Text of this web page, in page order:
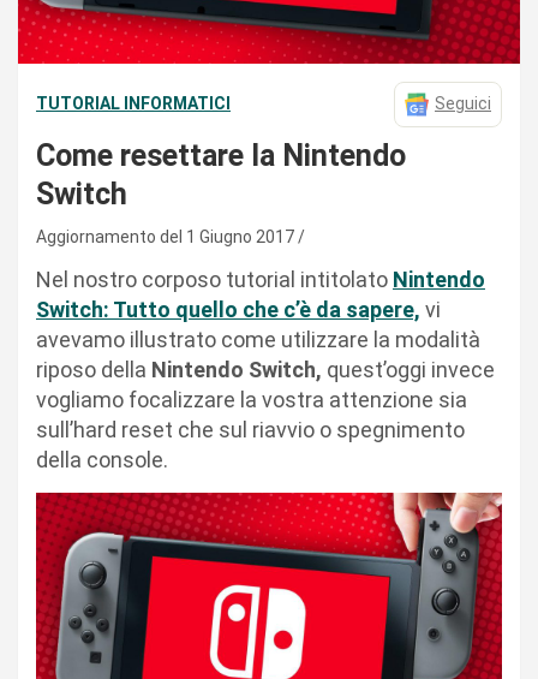
TUTORIAL INFORMATICI Seguici
Come resettare la Nintendo
Switch
Aggiornamento del 1 Giugno 2017
Nel nostro corposo tutorial intitolato Nintendo
Switch: Tutto quello che c’è da sapere, vi
avevamo illustrato come utilizzare la modalità
riposo della Nintendo Switch, quest’oggi invece
vogliamo focalizzare la vostra attenzione sia
sull’hard reset che sul riavvio o spegnimento
della console.